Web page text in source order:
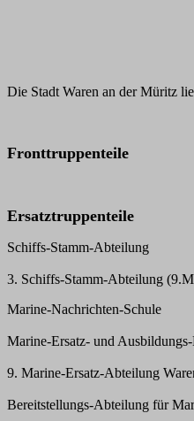
Die Stadt Waren an der Müritz
Fronttruppenteile
Ersatztruppenteile
Schiffs-Stamm-Abteilung
3. Schiffs-Stamm-Abteilung
Marine-Nachrichten-Schule
Marine-Ersatz- und
9. Marine-Ersatz-Abteilung
Bereitstellungs-Abteilung für